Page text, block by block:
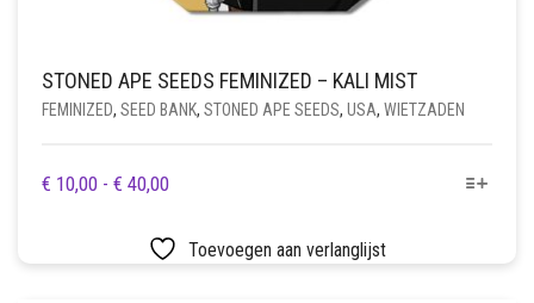
STONED APE SEEDS FEMINIZED – KALI MIST
FEMINIZED, SEED BANK, STONED APE SEEDS, USA, WIETZADEN
€ 10,00 - € 40,00PRIJSKLASSE:
TOT
€ 40,00
DIT
HEEFT
MEERDERE
Toevoegen aan verlanglijst